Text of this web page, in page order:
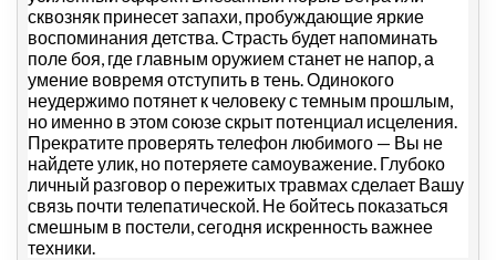
сквозняк принесет запахи, пробуждающие яркие
воспоминания детства. Страсть будет напоминать
поле боя, где главным оружием станет не напор, а
умение вовремя отступить в тень. Одинокого
неудержимо потянет к человеку с темным прошлым,
но именно в этом союзе скрыт потенциал исцеления.
Прекратите проверять телефон любимого — Вы не
найдете улик, но потеряете самоуважение. Глубоко
личный разговор о пережитых травмах сделает Вашу
связь почти телепатической. Не бойтесь показаться
смешным в постели, сегодня искренность важнее
техники.